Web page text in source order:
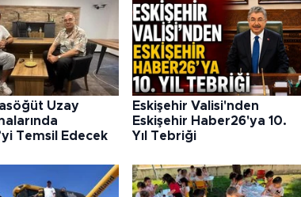
Uzay
Temsil Edecek
Eskişehir Valisi'nden
Eskişehir Haber26'ya 10.
Yıl Tebriği